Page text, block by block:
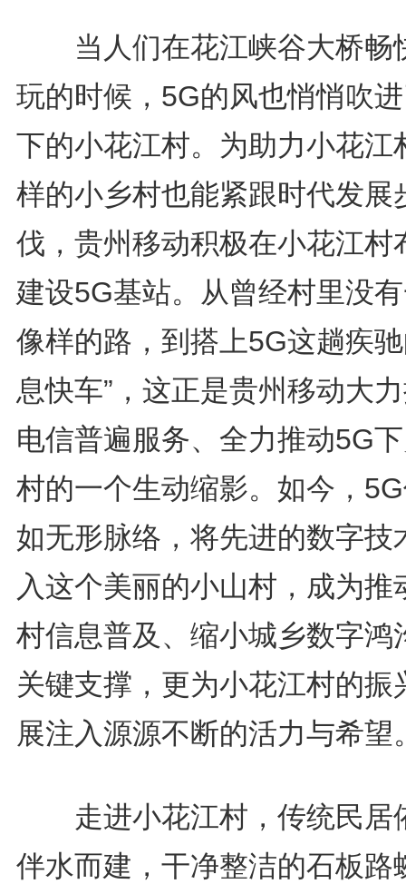
当人们在花江峡谷大桥畅
玩的时候，5G的风也悄悄吹
下的小花江村。为助力小花江
样的小乡村也能紧跟时代发展
伐，贵州移动积极在小花江村
建设5G基站。从曾经村里没
像样的路，到搭上5G这趟疾驰
息快车”，这正是贵州移动大
电信普遍服务、全力推动5G
村的一个生动缩影。如今，
如无形脉络，将先进的数字技
入这个美丽的小山村，成为推
村信息普及、缩小城乡数字鸿
关键支撑，更为小花江村的振
展注入源源不断的活力与希望
走进小花江村，传统民居
伴水而建，干净整洁的石板路